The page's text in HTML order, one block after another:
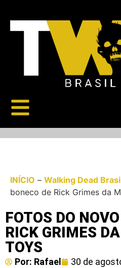
INÍCIO – Walking Dead
boneco de Rick Grimes da
FOTOS DO
RICK GRIMES
TOYS
Por: Rafael 30 de